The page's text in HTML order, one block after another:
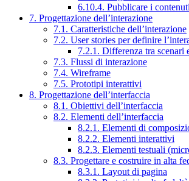
6.10.4. Pubblicare i contenuti
7. Progettazione dell’interazione
7.1. Caratteristiche dell’interazione
7.2. User stories per definire
7.2.1. Differenza tra scenari
7.3. Flussi di interazione
7.4. Wireframe
7.5. Prototipi interattivi
8. Progettazione dell’interfaccia
8.1. Obiettivi dell’interfaccia
8.2. Elementi dell’interfaccia
8.2.1. Elementi di
8.2.2. Elementi interattivi
8.2.3. Elementi testuali
8.3. Progettare e costruire in alta
8.3.1. Layout di pagina